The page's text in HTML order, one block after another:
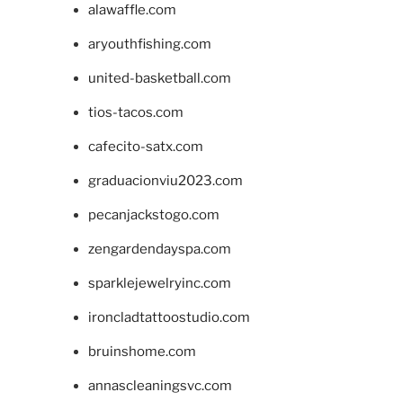
alawaffle.com
aryouthfishing.com
united-basketball.com
tios-tacos.com
cafecito-satx.com
graduacionviu2023.com
pecanjackstogo.com
zengardendayspa.com
sparklejewelryinc.com
ironcladtattoostudio.com
bruinshome.com
annascleaningsvc.com